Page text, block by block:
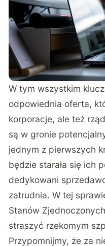
W tym wszystkim
odpowiednia oferta,
korporacje, ale też
są w gronie
jednym z pierwszych
będzie starała się ich
dedykowani
zatrudnia. W tej
Stanów
straszyć rzekomym
Przypomnijmy, że za